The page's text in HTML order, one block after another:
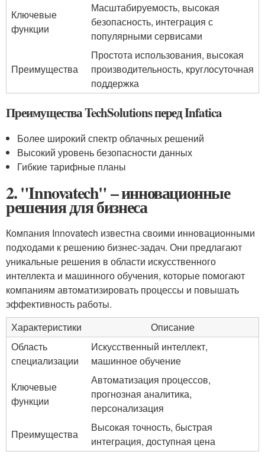
Ключевые
функции
Масштабируемость, высокая
безопасность, интеграция с
популярными сервисами
Преимущества
Простота использования, высокая
производительность, круглосуточная
поддержка
Преимущества TechSolutions перед Infatica
Более широкий спектр облачных решений
Высокий уровень безопасности данных
Гибкие тарифные планы
2. "Innovatech" – инновационные
решения для бизнеса
Компания Innovatech известна своими инновационными
подходами к решению бизнес-задач. Они предлагают
уникальные решения в области искусственного
интеллекта и машинного обучения, которые помогают
компаниям автоматизировать процессы и повышать
эффективность работы.
Характеристики
Описание
Область
специализации
Искусственный интеллект,
машинное обучение
Ключевые
функции
Автоматизация процессов,
прогнозная аналитика,
персонализация
Преимущества
Высокая точность, быстрая
интеграция, доступная цена